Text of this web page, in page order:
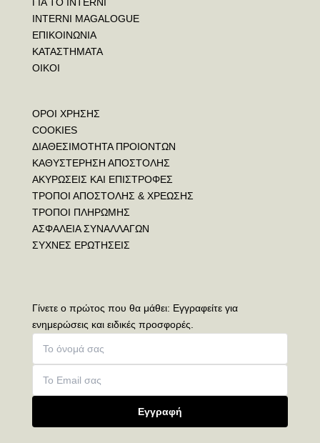
ΓΙΑ ΤΟ INTERNI
INTERNI MAGALOGUE
ΕΠΙΚΟΙΝΩΝΙΑ
ΚΑΤΑΣΤΗΜΑΤΑ
ΟΙΚΟΙ
ΟΡΟΙ ΧΡΗΣΗΣ
COOKIES
ΔΙΑΘΕΣΙΜΟΤΗΤΑ ΠΡΟΙΟΝΤΩΝ
ΚΑΘΥΣΤΕΡΗΣΗ ΑΠΟΣΤΟΛΗΣ
ΑΚΥΡΩΣΕΙΣ ΚΑΙ ΕΠΙΣΤΡΟΦΕΣ
ΤΡΟΠΟΙ ΑΠΟΣΤΟΛΗΣ & ΧΡΕΩΣΗΣ
ΤΡΟΠΟΙ ΠΛΗΡΩΜΗΣ
ΑΣΦΑΛΕΙΑ ΣΥΝΑΛΛΑΓΩΝ
ΣΥΧΝΕΣ ΕΡΩΤΗΣΕΙΣ
Γίνετε ο πρώτος που θα μάθει: Εγγραφείτε για
ενημερώσεις και ειδικές προσφορές.
Εγγραφή